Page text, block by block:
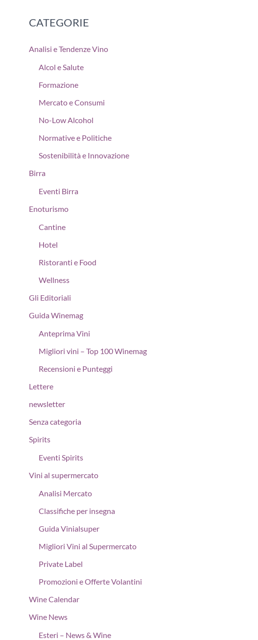
CATEGORIE
Analisi e Tendenze Vino
Alcol e Salute
Formazione
Mercato e Consumi
No-Low Alcohol
Normative e Politiche
Sostenibilità e Innovazione
Birra
Eventi Birra
Enoturismo
Cantine
Hotel
Ristoranti e Food
Wellness
Gli Editoriali
Guida Winemag
Anteprima Vini
Migliori vini – Top 100 Winemag
Recensioni e Punteggi
Lettere
newsletter
Senza categoria
Spirits
Eventi Spirits
Vini al supermercato
Analisi Mercato
Classifiche per insegna
Guida Vinialsuper
Migliori Vini al Supermercato
Private Label
Promozioni e Offerte Volantini
Wine Calendar
Wine News
Esteri – News & Wine